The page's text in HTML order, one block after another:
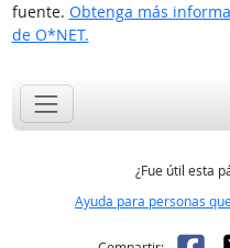
fuente. Obtenga más
de O*NET.
¿Fue útil esta
Ayuda para personas